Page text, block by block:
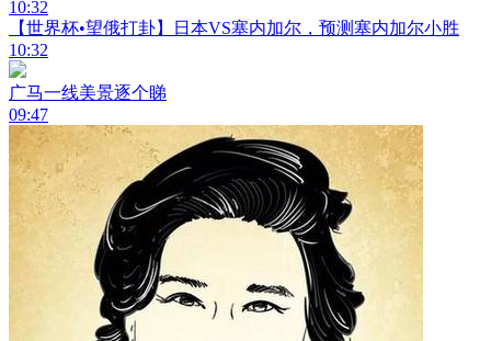
10:32
【世界杯•望俄打卦】日本VS塞内加尔，预测塞内加尔小胜
10:32
广马一线美景逐个睇
09:47